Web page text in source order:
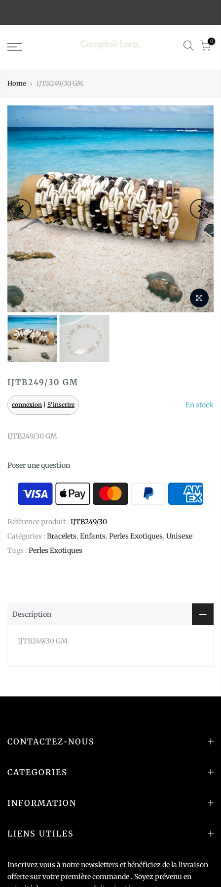
0
Home IJTB249/30 GM
IJTB249/30 GM
connexion S'inscrire En stock
IJTB249/30 GM
Poser une question
Référence produit : IJTB249/30
Catégories : Bracelets, Enfants, Perles Exotiques, Unisexe
Tags : Perles Exotiques
Description
IJTB249/30 GM
CONTACTEZ-NOUS
CATEGORIES
INFORMATION
LIENS UTILES
Inscrivez vous à notre newsletters et bénéficiez de la livraison
offerte sur votre première commande . Soyez prévenu en